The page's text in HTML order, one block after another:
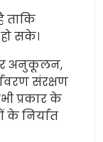
ताकि
सके।
अनुकूलन,
संरक्षण
प्रकार के
के निर्यात